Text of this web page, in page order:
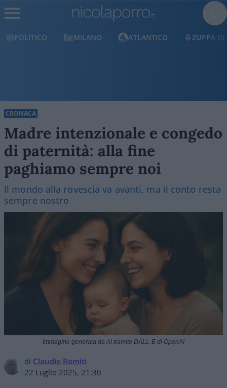
POLITICO MILANO ATLANTICO ZUPPA DI
CRONACA
Madre intenzionale e congedo
di paternità: alla fine
paghiamo sempre noi
Il mondo alla rovescia va avanti, ma il conto resta
sempre nostro
di Claudio Romiti
22 Luglio 2025, 21:30
Immagine generata da AI tramite DALL·E di OpenAI